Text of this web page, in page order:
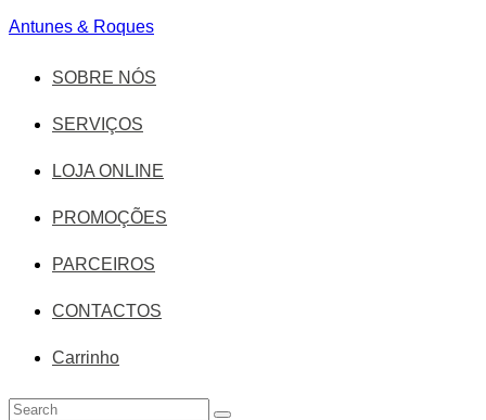
Antunes & Roques
SOBRE NÓS
SERVIÇOS
LOJA ONLINE
PROMOÇÕES
PARCEIROS
CONTACTOS
Carrinho